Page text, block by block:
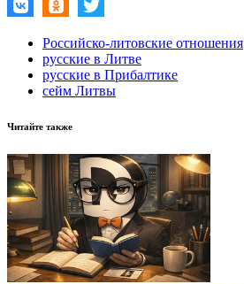
Российско-литовские отношения
русские в Литве
русские в Прибалтике
сейм Литвы
Читайте также